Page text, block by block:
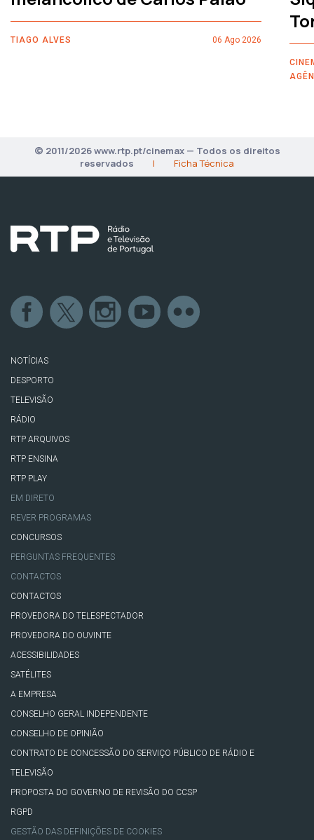
TIAGO ALVES 06 Ago 2026
© 2011/2026 www.rtp.pt/cinemax — Todos os direitos
reservados
| Ficha Técnica
NOTÍCIAS
DESPORTO
TELEVISÃO
RÁDIO
RTP ARQUIVOS
RTP ENSINA
RTP PLAY
EM DIRETO
REVER PROGRAMAS
CONCURSOS
PERGUNTAS FREQUENTES
CONTACTOS
CONTACTOS
PROVEDORA DO TELESPECTADOR
PROVEDORA DO OUVINTE
ACESSIBILIDADES
SATÉLITES
A EMPRESA
CONSELHO GERAL INDEPENDENTE
CONSELHO DE OPINIÃO
CONTRATO DE CONCESSÃO DO SERVIÇO PÚBLICO DE RÁDIO E
TELEVISÃO
PROPOSTA DO GOVERNO DE REVISÃO DO CCSP
RGPD
GESTÃO DAS DEFINIÇÕES DE COOKIES